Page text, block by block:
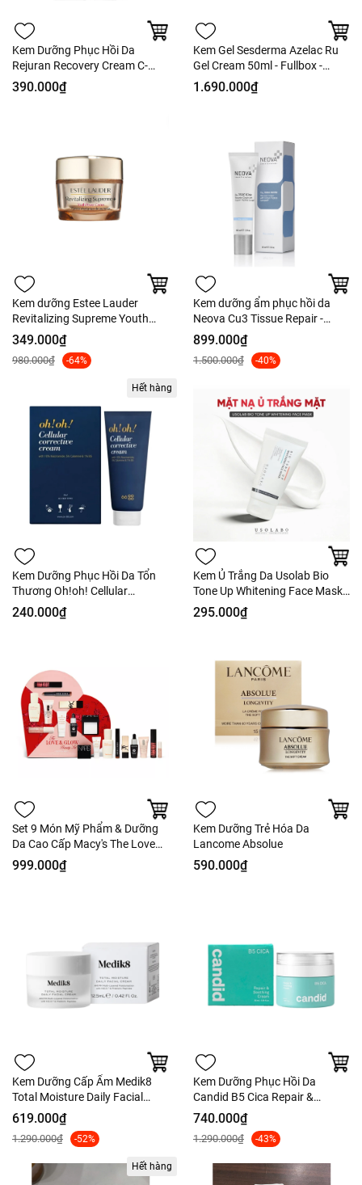
Kem Dưỡng Phục Hồi Da
Rejuran Recovery Cream C-
PDRN 0.3% 50ml - Fullbox -
Hàng Công Ty
390.000₫
Kem Gel Sesderma Azelac Ru
Gel Cream 50ml - Fullbox -
Hàng Công Ty
1.690.000₫
Kem dưỡng Estee Lauder
Revitalizing Supreme Youth
Power Cream - Tách set nobox
349.000₫
980.000₫ -64%
Kem dưỡng ẩm phục hồi da
Neova Cu3 Tissue Repair -
60ml (Hàng công ty) Fullbox
899.000₫
1.500.000₫ -40%
Hết hàng
Kem Dưỡng Phục Hồi Da Tổn
Thương Oh!oh! Cellular
Corrective Cream 30ml Fullbox
- Hàng Công Ty
240.000₫
Kem Ủ Trắng Da Usolab Bio
Tone Up Whitening Face Mask
50ml - Fullbox - Hàng CTY
295.000₫
Set 9 Món Mỹ Phẩm & Dưỡng
Da Cao Cấp Macy's The Love
And Glow Beauty - Fullbox -
999.000₫
Kem Dưỡng Trẻ Hóa Da
Lancome Absolue
590.000₫
Kem Dưỡng Cấp Ẩm Medik8
Total Moisture Daily Facial
Cream 12.5ml - Fullbox Hàng
619.000₫
1.290.000₫ -52%
Kem Dưỡng Phục Hồi Da
Candid B5 Cica Repair &
Soothing Cream - 50ml Fullbox
- Hàng Công Ty
740.000₫
1.290.000₫ -43%
Hết hàng